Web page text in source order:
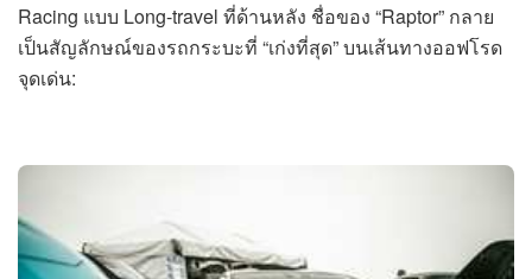
Racing แบบ Long-travel ที่ด้านหลัง ชื่อของ “Raptor” กลาย
เป็นสัญลักษณ์ของรถกระบะที่ “เก่งที่สุด” บนเส้นทางออฟโรด
จุดเด่น: